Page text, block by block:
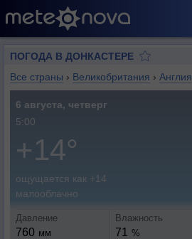
ПОГОДА В ДОНКАСТЕРЕ
Все страны › Великобритания › Англия
6 августа, четверг
5:00
+14°
ощущается как +14
малооблачно
Давление
760 мм
Влажность
71 %